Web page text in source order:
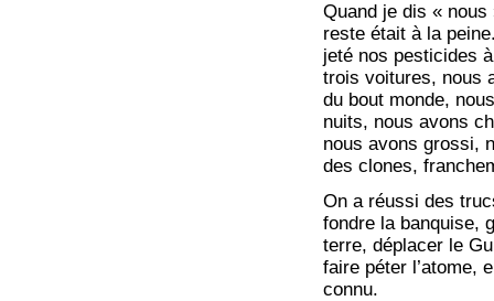
Quand je dis « nous
reste était à la
jeté nos pesticides
trois voitures, nous
du bout monde,
nuits, nous avons
nous avons grossi,
des clones,
On a réussi des
fondre la banquise,
terre, déplacer le
faire péter l’atome,
connu.